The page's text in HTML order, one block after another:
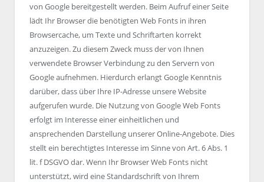
von Google bereitgestellt werden. Beim Aufruf einer Seite
lädt Ihr Browser die benötigten Web Fonts in ihren
Browsercache, um Texte und Schriftarten korrekt
anzuzeigen. Zu diesem Zweck muss der von Ihnen
verwendete Browser Verbindung zu den Servern von
Google aufnehmen. Hierdurch erlangt Google Kenntnis
darüber, dass über Ihre IP-Adresse unsere Website
aufgerufen wurde. Die Nutzung von Google Web Fonts
erfolgt im Interesse einer einheitlichen und
ansprechenden Darstellung unserer Online-Angebote. Dies
stellt ein berechtigtes Interesse im Sinne von Art. 6 Abs. 1
lit. f DSGVO dar. Wenn Ihr Browser Web Fonts nicht
unterstützt, wird eine Standardschrift von Ihrem